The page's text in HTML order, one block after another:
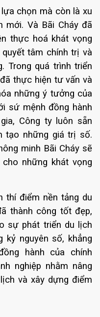
chọn mà còn là xu
mới. Và Bãi Cháy đã
thực hoá khát vọng
tâm chính trị và
Trong quá trình triển
thực hiện tư vấn và
những ý tưởng của
sứ mệnh đồng hành
Công ty luôn sẵn
tạo những giá trị số.
minh Bãi Cháy sẽ
những khát vọng
thí điểm nền tảng du
thành công tốt đẹp,
sự phát triển du lịch
kỷ nguyên số, khẳng
hành của chính
nghiệp nhằm nâng
và xây dựng điểm